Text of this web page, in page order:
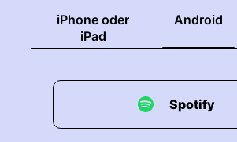
iPhone oder
iPad
Android
Spotify